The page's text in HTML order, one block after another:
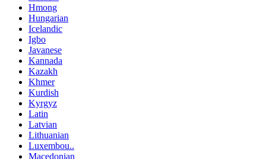
Hmong
Hungarian
Icelandic
Igbo
Javanese
Kannada
Kazakh
Khmer
Kurdish
Kyrgyz
Latin
Latvian
Lithuanian
Luxembou..
Macedonian